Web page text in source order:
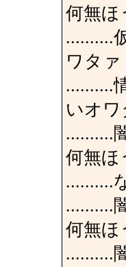
何無ほ
..........
ワタァ
..........
いオワ
..........
何無ほ
..........
..........
何無ほ
..........